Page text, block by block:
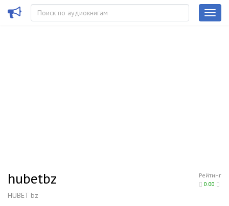
Рейтинг
0.00
hubetbz
HUBET bz